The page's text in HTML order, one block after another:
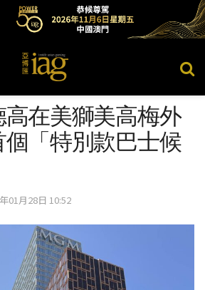
在美獅美高梅外
「特別款巴士候
01月28日 10:52